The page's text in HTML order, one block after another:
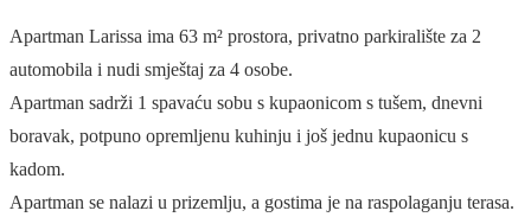
Apartman Larissa ima 63 m² prostora, privatno parkiralište za 2
automobila i nudi smještaj za 4 osobe.
Apartman sadrži 1 spavaću sobu s kupaonicom s tušem, dnevni
boravak, potpuno opremljenu kuhinju i još jednu kupaonicu s
kadom.
Apartman se nalazi u prizemlju, a gostima je na raspolaganju terasa.